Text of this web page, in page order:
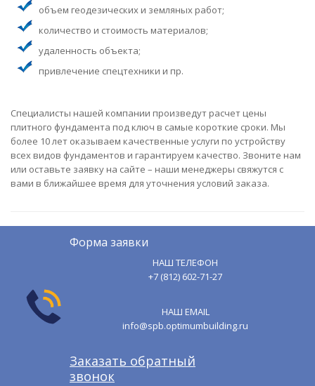
объем геодезических и земляных работ;
количество и стоимость материалов;
удаленность объекта;
привлечение спецтехники и пр.
Специалисты нашей компании произведут расчет цены
плитного фундамента под ключ в самые короткие сроки. Мы
более 10 лет оказываем качественные услуги по устройству
всех видов фундаментов и гарантируем качество. Звоните нам
или оставьте заявку на сайте – наши менеджеры свяжутся с
вами в ближайшее время для уточнения условий заказа.
Форма заявки
НАШ ТЕЛЕФОН
+7 (812) 602-71-27
НАШ EMAIL
info@spb.optimumbuilding.ru
Заказать обратный
звонок